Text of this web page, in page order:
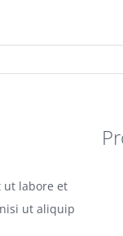
ut labore et
ut aliquip